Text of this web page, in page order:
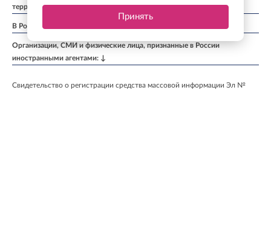
территории Российской Федерации: ↓
В России признаны экстремистскими и запрещены организации: ↓
Организации, СМИ и физические лица, признанные в России
иностранными агентами: ↓
Свидетельство о регистрации средства массовой информации Эл №
Принять